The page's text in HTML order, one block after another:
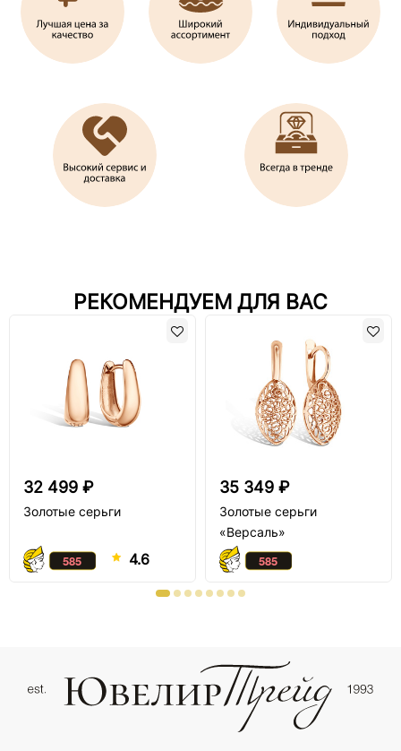
РЕКОМЕНДУЕМ ДЛЯ ВАС
32 499 ₽
Золотые серьги
4.6
35 349 ₽
Золотые серьги
«Версаль»